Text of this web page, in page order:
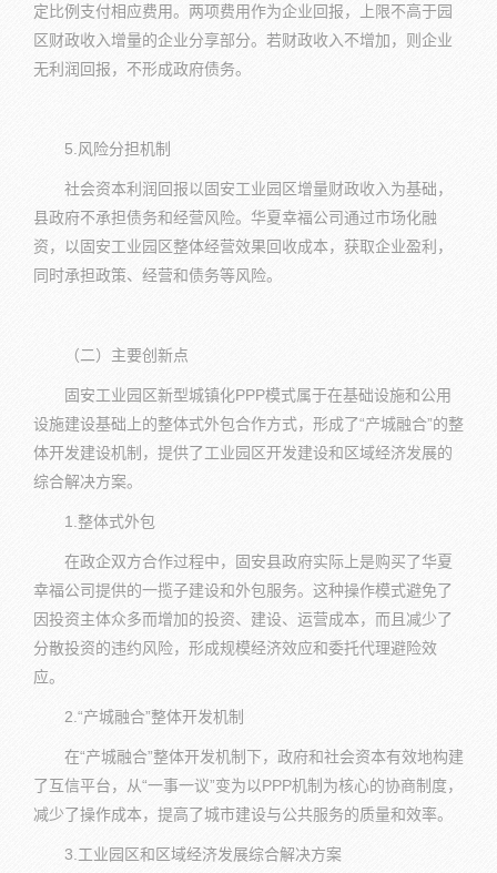
定比例支付相应费用。两项费用作为企业回报，上限不高于园
区财政收入增量的企业分享部分。若财政收入不增加，则企业
无利润回报，不形成政府债务。
5.风险分担机制
社会资本利润回报以固安工业园区增量财政收入为基础，
县政府不承担债务和经营风险。华夏幸福公司通过市场化融
资，以固安工业园区整体经营效果回收成本，获取企业盈利，
同时承担政策、经营和债务等风险。
（二）主要创新点
固安工业园区新型城镇化PPP模式属于在基础设施和公用
设施建设基础上的整体式外包合作方式，形成了“产城融合”的整
体开发建设机制，提供了工业园区开发建设和区域经济发展的
综合解决方案。
1.整体式外包
在政企双方合作过程中，固安县政府实际上是购买了华夏
幸福公司提供的一揽子建设和外包服务。这种操作模式避免了
因投资主体众多而增加的投资、建设、运营成本，而且减少了
分散投资的违约风险，形成规模经济效应和委托代理避险效
应。
2.“产城融合”整体开发机制
在“产城融合”整体开发机制下，政府和社会资本有效地构建
了互信平台，从“一事一议”变为以PPP机制为核心的协商制度，
减少了操作成本，提高了城市建设与公共服务的质量和效率。
3.工业园区和区域经济发展综合解决方案